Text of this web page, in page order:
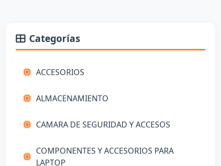
Categorías
ACCESORIOS
ALMACENAMIENTO
CAMARA DE SEGURIDAD Y ACCESOS
COMPONENTES Y ACCESORIOS PARA
LAPTOP